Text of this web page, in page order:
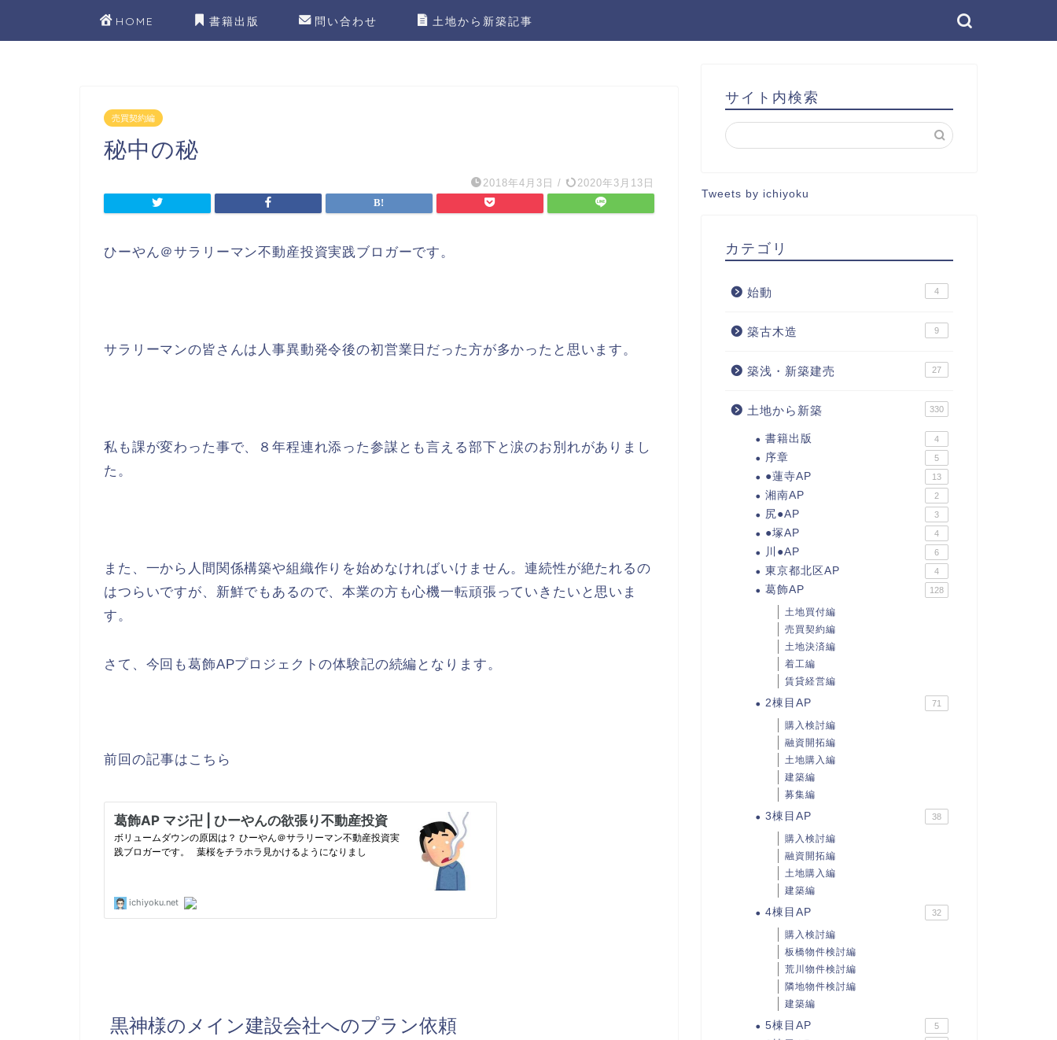
HOME 書籍出版 問い合わせ 土地から新築記事
売買契約編
秘中の秘
2018年4月3日 / 2020年3月13日
ひーやん＠サラリーマン不動産投資実践ブロガーです。
サラリーマンの皆さんは人事異動発令後の初営業日だった方が多かったと思います。
私も課が変わった事で、８年程連れ添った参謀とも言える部下と涙のお別れがありまし
た。
また、一から人間関係構築や組織作りを始めなければいけません。連続性が絶たれるの
はつらいですが、新鮮でもあるので、本業の方も心機一転頑張っていきたいと思いま
す。
さて、今回も葛飾APプロジェクトの体験記の続編となります。
前回の記事はこちら
黒神様のメイン建設会社へのプラン依頼
サイト内検索
Tweets by ichiyoku
カテゴリ
始動 4
築古木造 9
築浅・新築建売 27
土地から新築 330
書籍出版 4
序章 5
●蓮寺AP 13
湘南AP 2
尻●AP 3
●塚AP 4
川●AP 6
東京都北区AP 4
葛飾AP 128
土地買付編
売買契約編
土地決済編
着工編
賃貸経営編
2棟目AP 71
購入検討編
融資開拓編
土地購入編
建築編
募集編
3棟目AP 38
購入検討編
融資開拓編
土地購入編
建築編
4棟目AP 32
購入検討編
板橋物件検討編
荒川物件検討編
隣地物件検討編
建築編
5棟目AP 5